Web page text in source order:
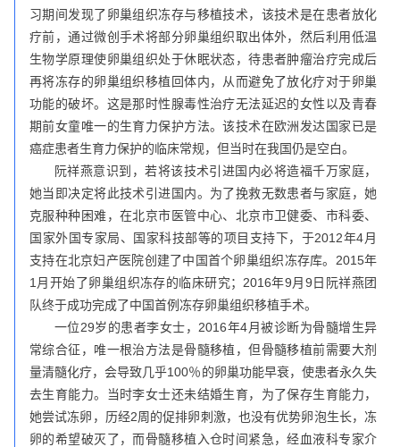
习期间发现了卵巢组织冻存与移植技术，该技术是在患者放化
疗前，通过微创手术将部分卵巢组织取出体外，然后利用低温
生物学原理使卵巢组织处于休眠状态，待患者肿瘤治疗完成后
再将冻存的卵巢组织移植回体内，从而避免了放化疗对于卵巢
功能的破坏。这是那时性腺毒性治疗无法延迟的女性以及青春
期前女童唯一的生育力保护方法。该技术在欧洲发达国家已是
癌症患者生育力保护的临床常规，但当时在我国仍是空白。
阮祥燕意识到，若将该技术引进国内必将造福千万家庭，
她当即决定将此技术引进国内。为了挽救无数患者与家庭，她
克服种种困难，在北京市医管中心、北京市卫健委、市科委、
国家外国专家局、国家科技部等的项目支持下，于2012年4月
支持在北京妇产医院创建了中国首个卵巢组织冻存库。2015年
1月开始了卵巢组织冻存的临床研究；2016年9月9日阮祥燕团
队终于成功完成了中国首例冻存卵巢组织移植手术。
一位29岁的患者李女士，2016年4月被诊断为骨髓增生异
常综合征，唯一根治方法是骨髓移植，但骨髓移植前需要大剂
量清髓化疗，会导致几乎100％的卵巢功能早衰，使患者永久失
去生育能力。当时李女士还未结婚生育，为了保存生育能力，
她尝试冻卵，历经2周的促排卵刺激，也没有优势卵泡生长，冻
卵的希望破灭了，而骨髓移植入仓时间紧急，经血液科专家介